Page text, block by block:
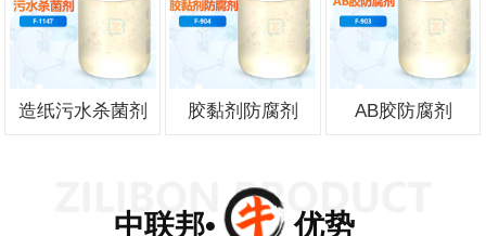
造纸污水杀菌剂 胶黏剂防腐剂 AB胶防腐剂
中联邦• 优势